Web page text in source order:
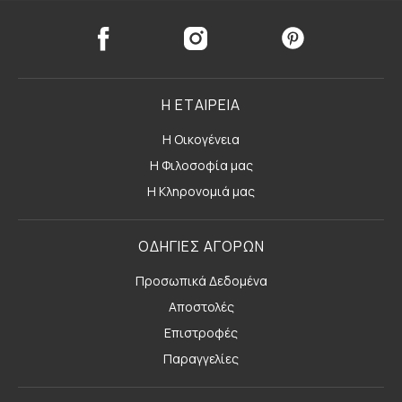
Η ΕΤΑΙΡΕΙΑ
Η Οικογένεια
Η Φιλοσοφία μας
Η Κληρονομιά μας
ΟΔΗΓΙΕΣ ΑΓΟΡΩΝ
Προσωπικά Δεδομένα
Αποστολές
Επιστροφές
Παραγγελίες